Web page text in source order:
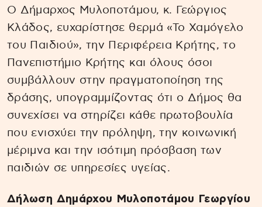
Ο Δήμαρχος Μυλοποτάμου, κ. Γεώργιος
Κλάδος, ευχαρίστησε θερμά «Το Χαμόγελο
του Παιδιού», την Περιφέρεια Κρήτης, το
Πανεπιστήμιο Κρήτης και όλους όσοι
συμβάλλουν στην πραγματοποίηση της
δράσης, υπογραμμίζοντας ότι ο Δήμος θα
συνεχίσει να στηρίζει κάθε πρωτοβουλία
που ενισχύει την πρόληψη, την κοινωνική
μέριμνα και την ισότιμη πρόσβαση των
παιδιών σε υπηρεσίες υγείας.
Δήλωση Δημάρχου Μυλοποτάμου Γεωργίου